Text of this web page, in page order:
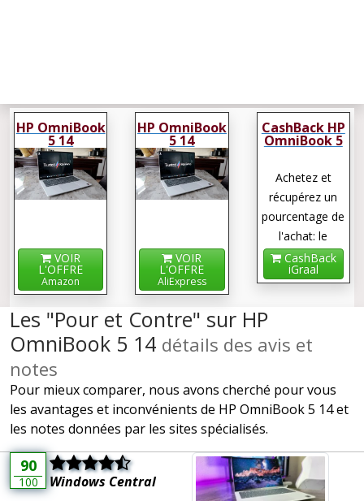
HP OmniBook
5 14
VOIR
L'OFFRE
Amazon
HP OmniBook
5 14
VOIR
L'OFFRE
AliExpress
CashBack HP
OmniBook 5
Achetez et
récupérez un
pourcentage de
l'achat: le
cashback !
CashBack
iGraal
Les "Pour et Contre" sur HP
OmniBook 5 14 détails des avis et
notes
Pour mieux comparer, nous avons cherché pour vous
les avantages et inconvénients de HP OmniBook 5 14 et
les notes données par les sites spécialisés.
90
100 Windows Central